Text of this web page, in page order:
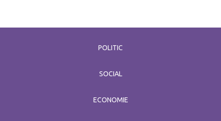
POLITIC
SOCIAL
ECONOMIE